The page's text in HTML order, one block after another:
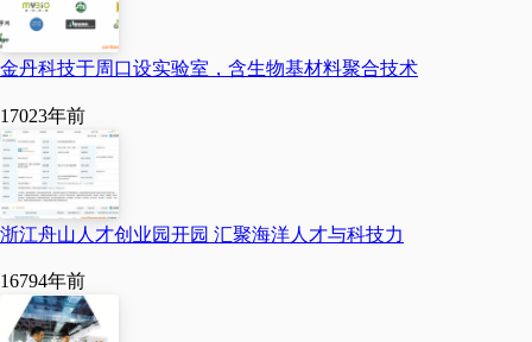
金丹科技于周口设实验室，含生物基材料聚合技术
17023年前
浙江舟山人才创业园开园 汇聚海洋人才与科技力
16794年前